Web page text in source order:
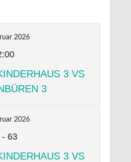
2026
3 VS
3
2026
63
3 VS